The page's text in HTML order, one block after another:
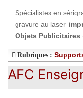
Spécialistes en
gravure au laser,
Objets Publicitaires
Rubriques :
AFC